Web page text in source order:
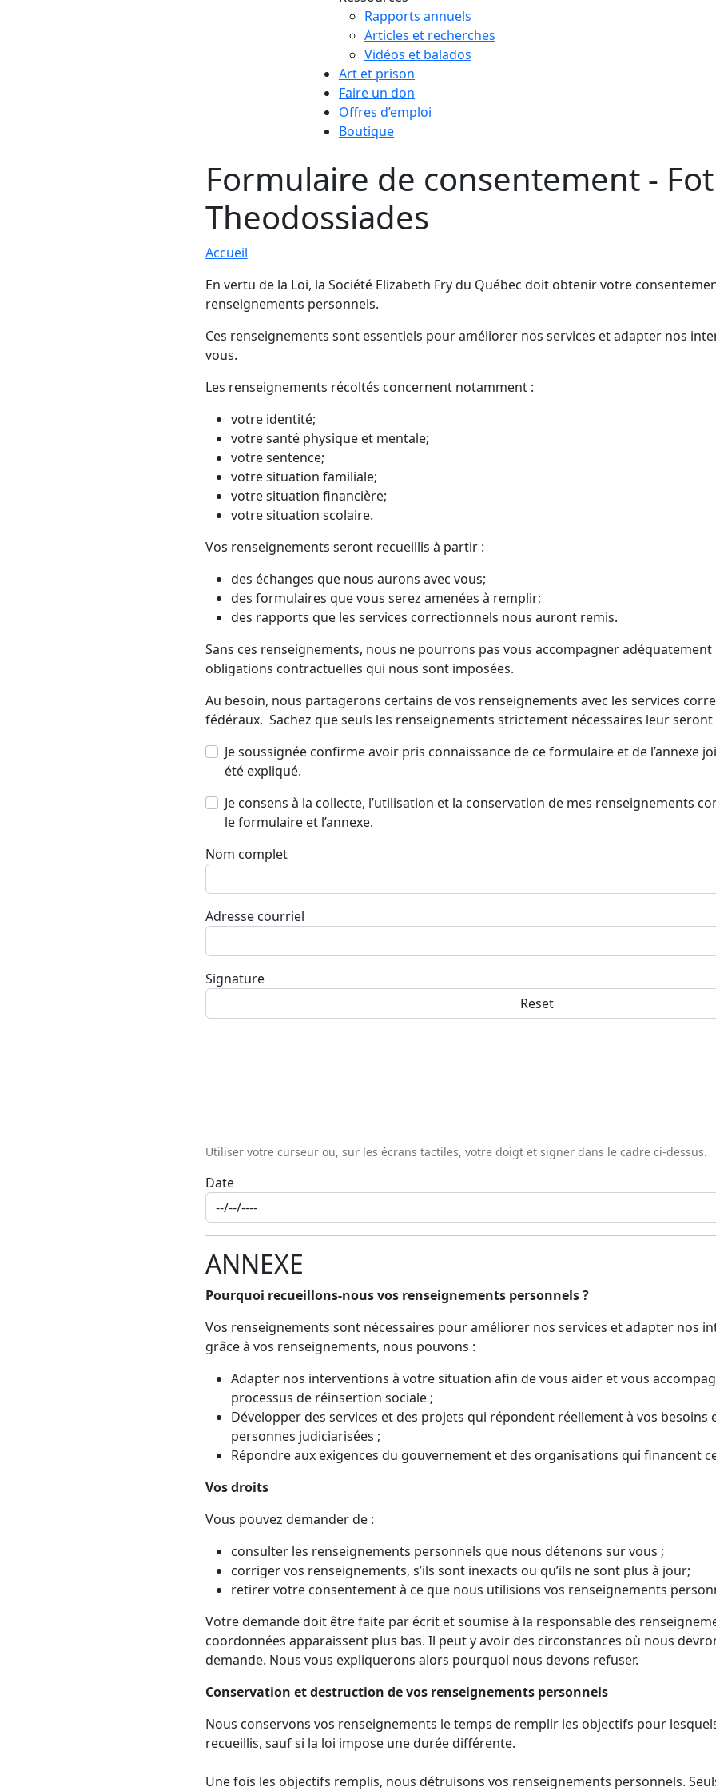
Rapports annuels
Articles et recherches
Vidéos et balados
Art et prison
Faire un don
Offres d’emploi
Boutique
Formulaire de consentement -
Theodossiades
Accueil
En vertu de la Loi, la Société Elizabeth Fry du Québec doit obtenir votre
renseignements personnels.
Ces renseignements sont essentiels pour améliorer nos services et adapter nos
vous.
Les renseignements récoltés concernent notamment :
votre identité;
votre santé physique et mentale;
votre sentence;
votre situation familiale;
votre situation financière;
votre situation scolaire.
Vos renseignements seront recueillis à partir :
des échanges que nous aurons avec vous;
des formulaires que vous serez amenées à remplir;
des rapports que les services correctionnels nous auront remis.
Sans ces renseignements, nous ne pourrons pas vous accompagner
obligations contractuelles qui nous sont imposées.
Au besoin, nous partagerons certains de vos renseignements avec les services
fédéraux. Sachez que seuls les renseignements strictement nécessaires leur
Je soussignée confirme avoir pris connaissance de ce formulaire et de l’annexe
été expliqué.
Je consens à la collecte, l’utilisation et la conservation de mes renseignements
le formulaire et l’annexe.
Nom complet
Adresse courriel
Signature
Utiliser votre curseur ou, sur les écrans tactiles, votre doigt et signer dans le cadre ci-dessus.
Date
ANNEXE
Pourquoi recueillons-nous vos renseignements personnels ?
Vos renseignements sont nécessaires pour améliorer nos services et adapter nos
grâce à vos renseignements, nous pouvons :
Adapter nos interventions à votre situation afin de vous aider et vous
processus de réinsertion sociale ;
Développer des services et des projets qui répondent réellement à vos besoins
personnes judiciarisées ;
Répondre aux exigences du gouvernement et des organisations qui financent
Vos droits
Vous pouvez demander de :
consulter les renseignements personnels que nous détenons sur vous ;
corriger vos renseignements, s’ils sont inexacts ou qu’ils ne sont plus à jour;
retirer votre consentement à ce que nous utilisions vos renseignements
Votre demande doit être faite par écrit et soumise à la responsable des
coordonnées apparaissent plus bas. Il peut y avoir des circonstances où nous
demande. Nous vous expliquerons alors pourquoi nous devons refuser.
Conservation et destruction de vos renseignements personnels
Nous conservons vos renseignements le temps de remplir les objectifs pour
recueillis, sauf si la loi impose une durée différente.
Une fois les objectifs remplis, nous détruisons vos renseignements personnels.